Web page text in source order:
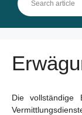
Die vollständige